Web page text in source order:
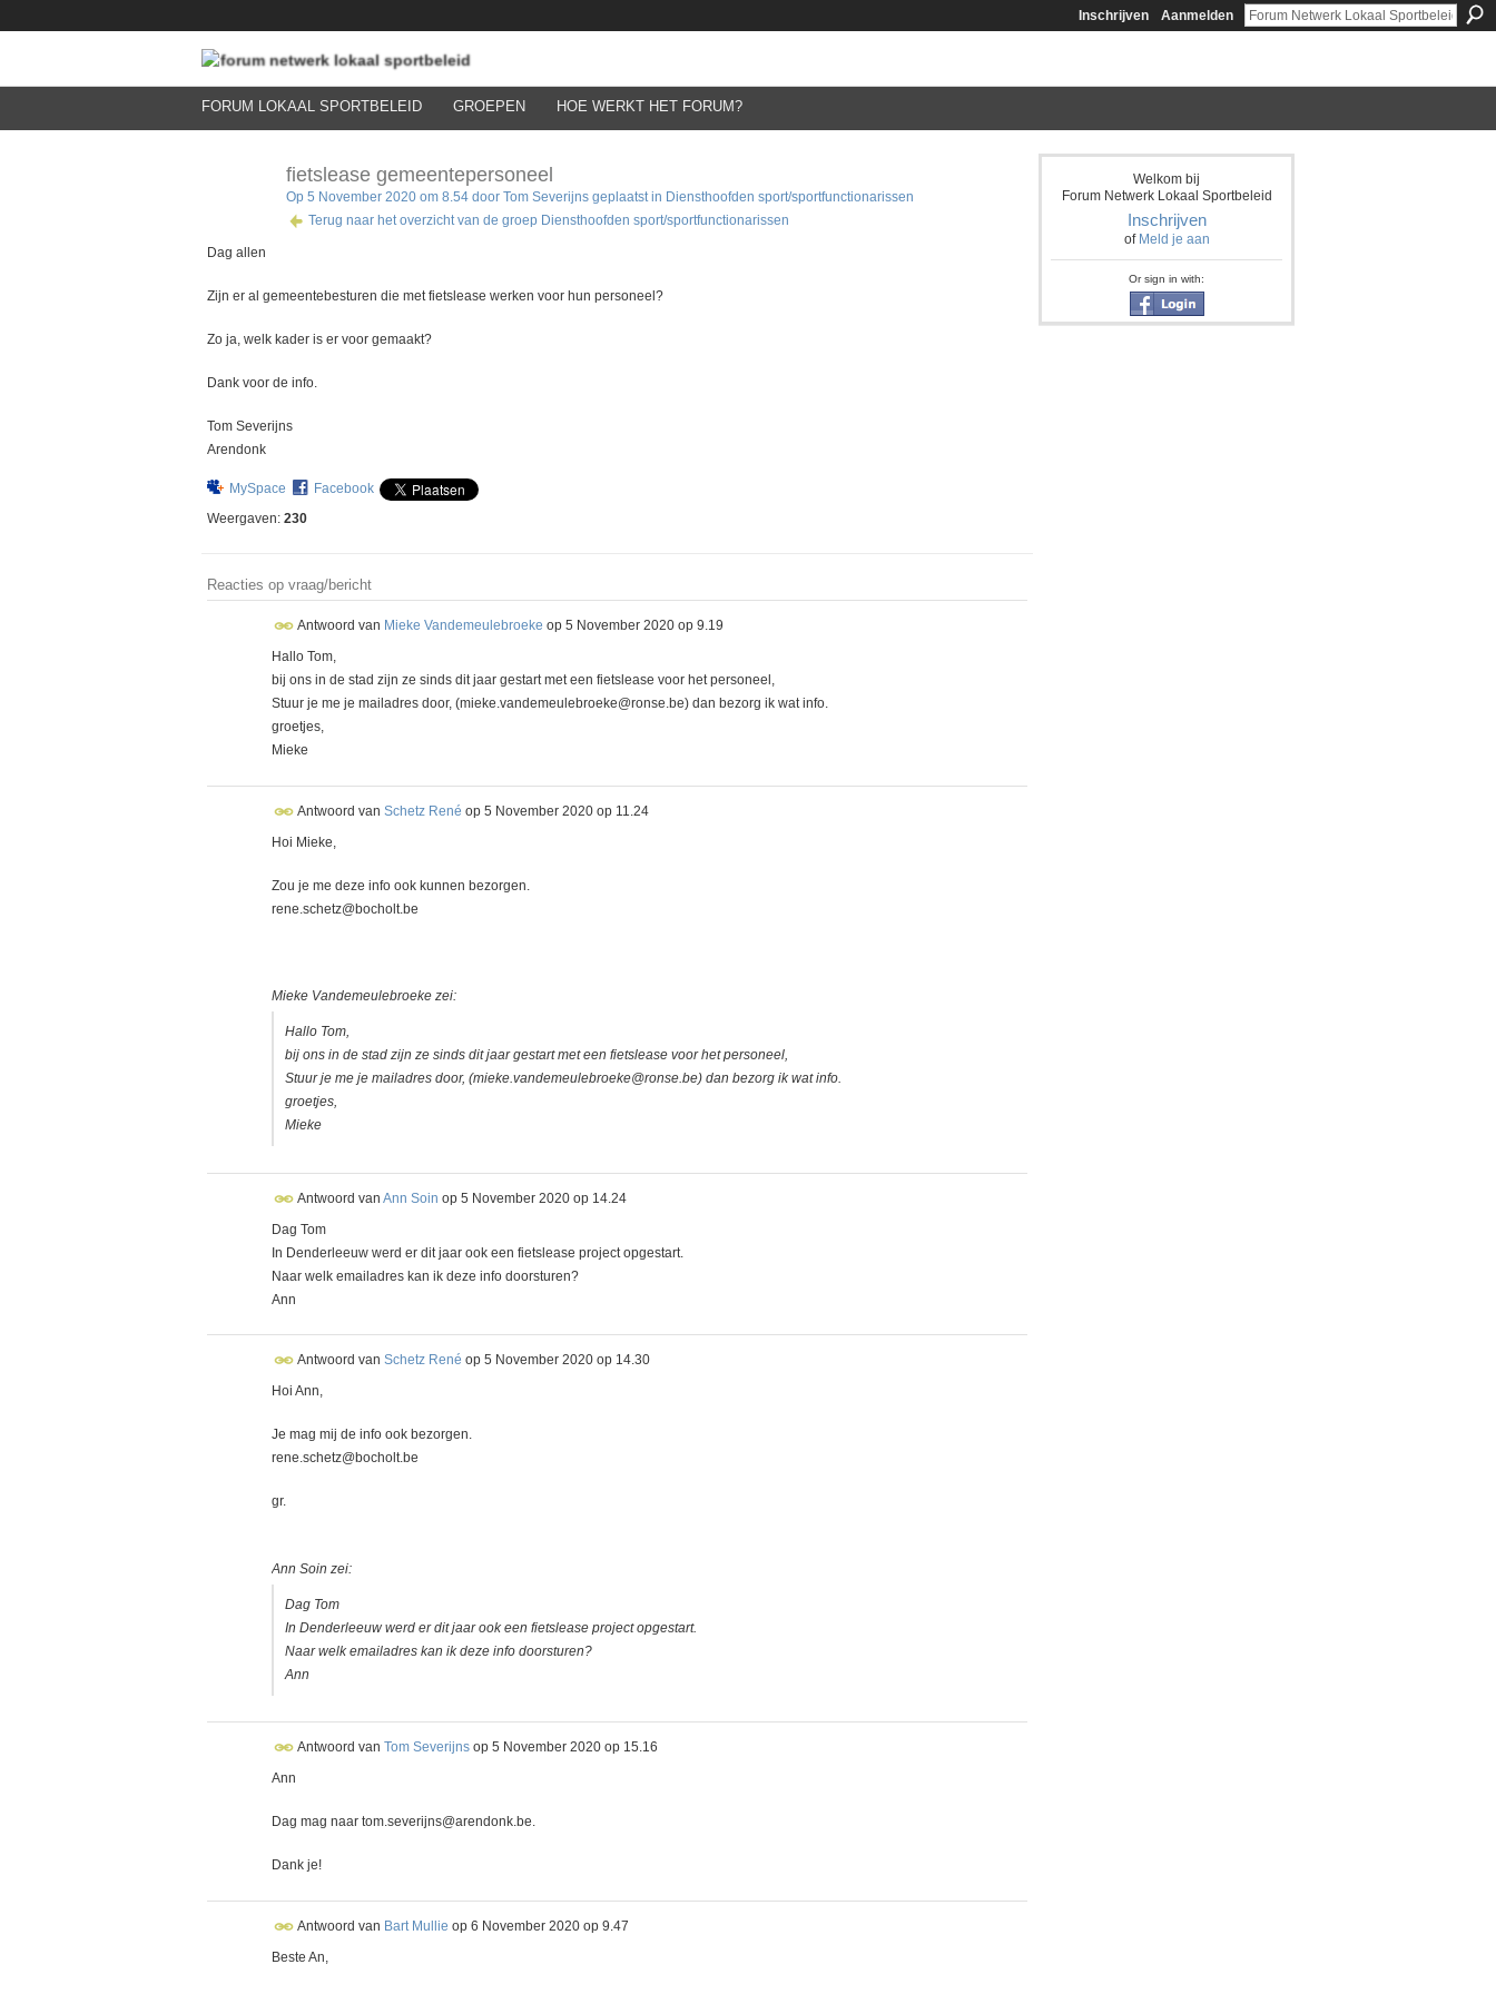
Inschrijven Aanmelden
FORUM LOKAAL SPORTBELEID GROEPEN HOE WERKT HET FORUM?
fietslease gemeentepersoneel
Op 5 November 2020 om 8.54 door Tom Severijns geplaatst in Diensthoofden sport/sportfunctionarissen
Terug naar het overzicht van de groep Diensthoofden sport/sportfunctionarissen
Dag allen
Zijn er al gemeentebesturen die met fietslease werken voor hun personeel?
Zo ja, welk kader is er voor gemaakt?
Dank voor de info.
Tom Severijns
Arendonk
MySpace
Facebook
Weergaven: 230
Reacties op vraag/bericht
Antwoord van Mieke Vandemeulebroeke op 5 November 2020 op 9.19
Hallo Tom,
bij ons in de stad zijn ze sinds dit jaar gestart met een fietslease voor het personeel,
Stuur je me je mailadres door, (mieke.vandemeulebroeke@ronse.be) dan bezorg ik wat info.
groetjes,
Mieke
Antwoord van Schetz René op 5 November 2020 op 11.24
Hoi Mieke,
Zou je me deze info ook kunnen bezorgen.
rene.schetz@bocholt.be
Mieke Vandemeulebroeke zei:
Hallo Tom,
bij ons in de stad zijn ze sinds dit jaar gestart met een fietslease voor het personeel,
Stuur je me je mailadres door, (mieke.vandemeulebroeke@ronse.be) dan bezorg ik wat info.
groetjes,
Mieke
Antwoord van Ann Soin op 5 November 2020 op 14.24
Dag Tom
In Denderleeuw werd er dit jaar ook een fietslease project opgestart.
Naar welk emailadres kan ik deze info doorsturen?
Ann
Antwoord van Schetz René op 5 November 2020 op 14.30
Hoi Ann,
Je mag mij de info ook bezorgen.
rene.schetz@bocholt.be
gr.
Ann Soin zei:
Dag Tom
In Denderleeuw werd er dit jaar ook een fietslease project opgestart.
Naar welk emailadres kan ik deze info doorsturen?
Ann
Antwoord van Tom Severijns op 5 November 2020 op 15.16
Ann
Dag mag naar tom.severijns@arendonk.be.
Dank je!
Antwoord van Bart Mullie op 6 November 2020 op 9.47
Beste An,
Welkom bij
Forum Netwerk Lokaal Sportbeleid
Inschrijven
of Meld je aan
Or sign in with: